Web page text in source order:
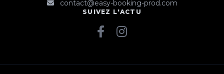
contact@easy-booking-prod.com
SUIVEZ L'ACTU